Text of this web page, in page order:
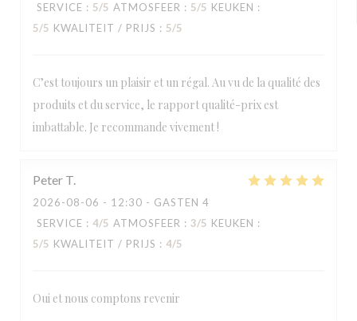
SERVICE : 5/5 ATMOSFEER : 5/5 KEUKEN :
5/5 KWALITEIT / PRIJS : 5/5
C’est toujours un plaisir et un régal. Au vu de la qualité des
produits et du service, le rapport qualité-prix est
imbattable. Je recommande vivement !
Peter T
2026-08-06 - 12:30 - GASTEN 4
SERVICE : 4/5 ATMOSFEER : 3/5 KEUKEN :
5/5 KWALITEIT / PRIJS : 4/5
Oui et nous comptons revenir